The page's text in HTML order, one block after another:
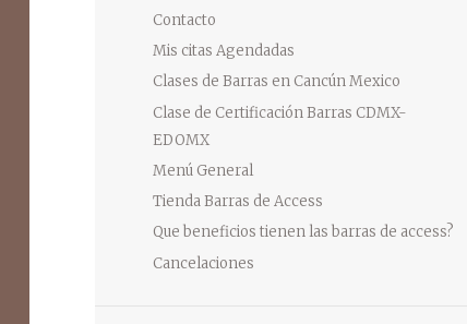
Contacto
Mis citas Agendadas
Clases de Barras en Cancún Mexico
Clase de Certificación Barras CDMX-
EDOMX
Menú General
Tienda Barras de Access
Que beneficios tienen las barras de access?
Cancelaciones